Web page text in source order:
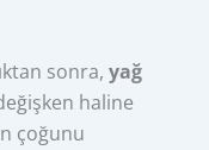
sonra,yağ
haline
çoğunu